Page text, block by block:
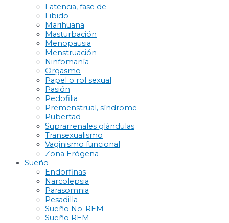
Latencia, fase de
Libido
Marihuana
Masturbación
Menopausia
Menstruación
Ninfomanía
Orgasmo
Papel o rol sexual
Pasión
Pedofilia
Premenstrual, síndrome
Pubertad
Suprarrenales glándulas
Transexualismo
Vaginismo funcional
Zona Erógena
Sueño
Endorfinas
Narcolepsia
Parasomnia
Pesadilla
Sueño No-REM
Sueño REM